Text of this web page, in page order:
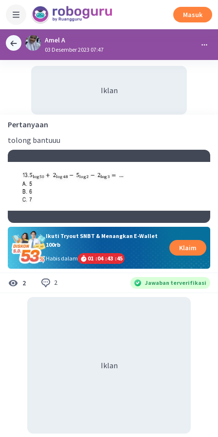
Masuk
Amel A
03 Desember 2023 07:47
Iklan
Pertanyaan
tolong bantuuu
Ikuti Tryout SNBT & Menangkan E-Wallet
100rb
Habis dalam
01 :04 :43 :45
Klaim
2 2 Jawaban terverifikasi
Iklan